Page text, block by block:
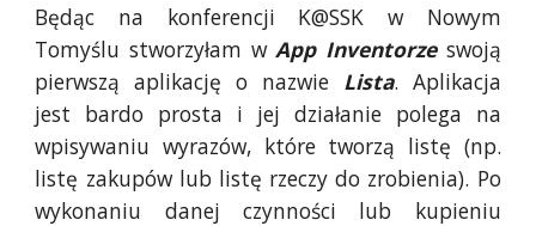
Będąc na konferencji K@SSK w Nowym
Tomyślu stworzyłam wApp Inventorzeswoją
pierwszą aplikację o nazwie Lista. Aplikacja
jest bardo prosta i jej działanie polega na
wpisywaniu wyrazów, które tworzą listę (np.
listę zakupów lub listę rzeczy do zrobienia). Po
wykonaniu danej czynności lub kupieniu